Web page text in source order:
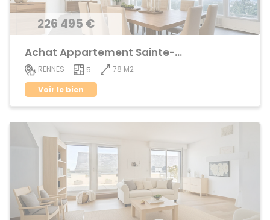
226 495 €
Achat Appartement Sainte-Thérèse
RENNES 5
78 M2
Voir le bien